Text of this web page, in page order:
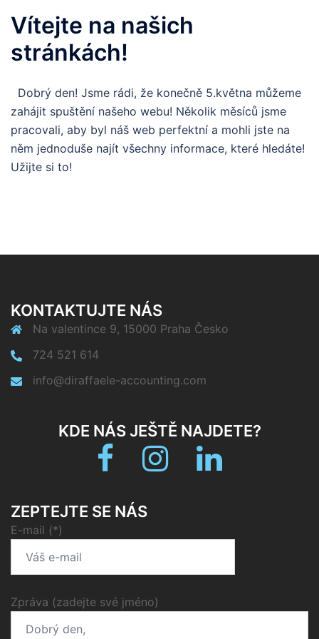
Vítejte na našich
stránkách!
Dobrý den! Jsme rádi, že konečně 5.května můžeme
zahájit spuštění našeho webu! Několik měsíců jsme
pracovali, aby byl náš web perfektní a mohli jste na
něm jednoduše najít všechny informace, které hledáte!
Užijte si to!
KONTAKTUJTE NÁS
Na valentince 9, 15000 Praha Česko
724 521 614
info@diraffaele-accounting.com
KDE NÁS JEŠTĚ NAJDETE?
FacebookInstagram
ZEPTEJTE SE NÁS
E-mail (*)
Zpráva (zadejte své jméno)